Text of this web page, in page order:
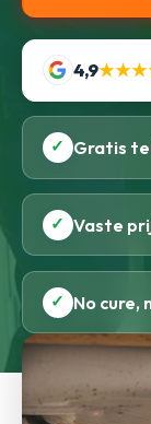
4,9
✓ Gratis
✓ Vaste
✓ No cure,